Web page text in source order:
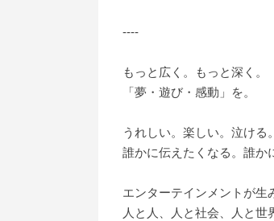
----
もっと広く。もっと深く。
「夢・遊び・感動」を。
うれしい。楽しい。泣ける
誰かに伝えたくなる。誰か
エンターテインメントが生
人と人、人と社会、人と世